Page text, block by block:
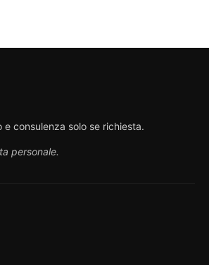
e consulenza solo se richiesta.
personale.